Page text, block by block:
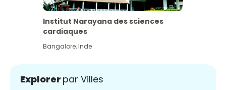
Institut Narayana des sciences
cardiaques
Bangalore,Inde
Explorer par Villes